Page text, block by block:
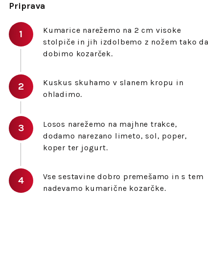
Priprava
Kumarice narežemo na 2 cm visoke
stolpiče in jih izdolbemo z nožem tako da
dobimo kozarček.
Kuskus skuhamo v slanem kropu in
ohladimo.
Losos narežemo na majhne trakce,
dodamo narezano limeto, sol, poper,
koper ter jogurt.
Vse sestavine dobro premešamo in s tem
nadevamo kumarične kozarčke.